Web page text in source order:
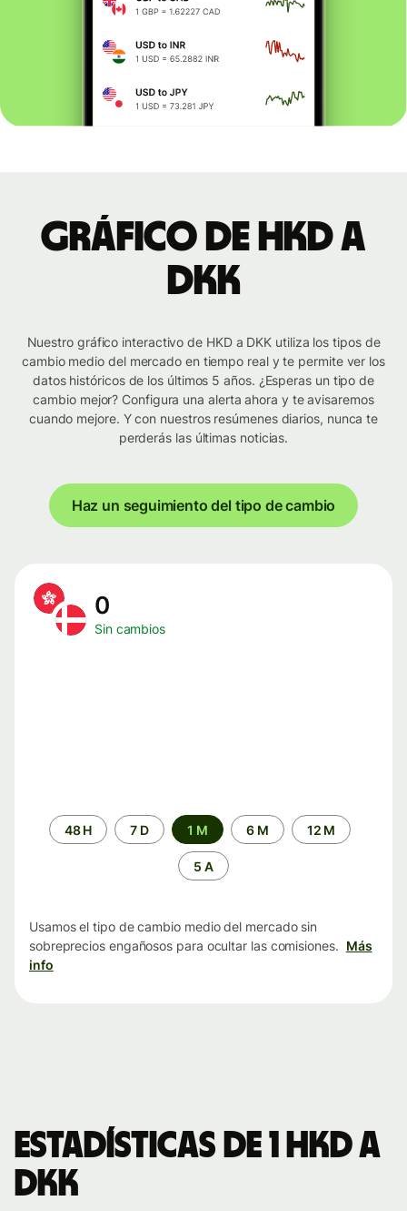
Gráfico de HKD a
DKK
Nuestro gráfico interactivo de HKD a DKK utiliza los tipos de
cambio medio del mercado en tiempo real y te permite ver los
datos históricos de los últimos 5 años. ¿Esperas un tipo de
cambio mejor? Configura una alerta ahora y te avisaremos
cuando mejore. Y con nuestros resúmenes diarios, nunca te
perderás las últimas noticias.
Haz un seguimiento del tipo de cambio
0
Sin cambios
Periodo48 H 7 D 1 M 6 M 12 M
5 A
Usamos el tipo de cambio medio del mercado sin
sobreprecios engañosos para ocultar las comisiones. Más
info
Estadísticas de 1 HKD a
DKK